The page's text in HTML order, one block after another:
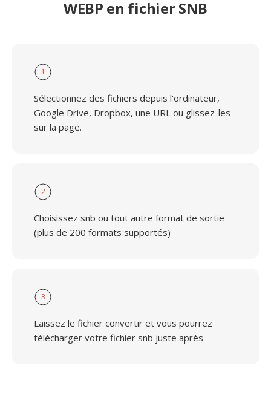
WEBP en fichier SNB
1
Sélectionnez des fichiers depuis l'ordinateur,
Google Drive, Dropbox, une URL ou glissez-les
sur la page.
2
Choisissez snb ou tout autre format de sortie
(plus de 200 formats supportés)
3
Laissez le fichier convertir et vous pourrez
télécharger votre fichier snb juste après